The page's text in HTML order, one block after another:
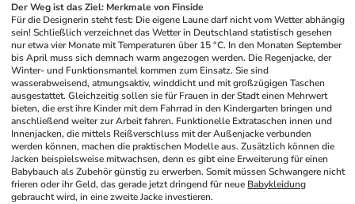
Der Weg ist das Ziel: Merkmale von Finside
Für die Designerin steht fest: Die eigene Laune darf nicht vom Wetter abhängig
sein! Schließlich verzeichnet das Wetter in Deutschland statistisch gesehen
nur etwa vier Monate mit Temperaturen über 15 °C. In den Monaten September
bis April muss sich demnach warm angezogen werden. Die Regenjacke, der
Winter- und Funktionsmantel kommen zum Einsatz. Sie sind
wasserabweisend, atmungsaktiv, winddicht und mit großzügigen Taschen
ausgestattet. Gleichzeitig sollen sie für Frauen in der Stadt einen Mehrwert
bieten, die erst ihre Kinder mit dem Fahrrad in den Kindergarten bringen und
anschließend weiter zur Arbeit fahren. Funktionelle Extrataschen innen und
Innenjacken, die mittels Reißverschluss mit der Außenjacke verbunden
werden können, machen die praktischen Modelle aus. Zusätzlich können die
Jacken beispielsweise mitwachsen, denn es gibt eine Erweiterung für einen
Babybauch als Zubehör günstig zu erwerben. Somit müssen Schwangere nicht
frieren oder ihr Geld, das gerade jetzt dringend für neue Babykleidung
gebraucht wird, in eine zweite Jacke investieren.